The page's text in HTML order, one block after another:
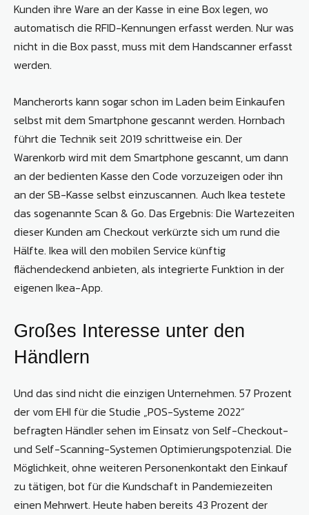
Kunden ihre Ware an der Kasse in eine Box legen, wo
automatisch die RFID-Kennungen erfasst werden. Nur was
nicht in die Box passt, muss mit dem Handscanner erfasst
werden.
Mancherorts kann sogar schon im Laden beim Einkaufen
selbst mit dem Smartphone gescannt werden. Hornbach
führt die Technik seit 2019 schrittweise ein. Der
Warenkorb wird mit dem Smartphone gescannt, um dann
an der bedienten Kasse den Code vorzuzeigen oder ihn
an der SB-Kasse selbst einzuscannen. Auch Ikea testete
das sogenannte Scan & Go. Das Ergebnis: Die Wartezeiten
dieser Kunden am Checkout verkürzte sich um rund die
Hälfte. Ikea will den mobilen Service künftig
flächendeckend anbieten, als integrierte Funktion in der
eigenen Ikea-App.
Großes Interesse unter den
Händlern
Und das sind nicht die einzigen Unternehmen. 57 Prozent
der vom EHI für die Studie „POS-Systeme 2022“
befragten Händler sehen im Einsatz von Self-Checkout-
und Self-Scanning-Systemen Optimierungspotenzial. Die
Möglichkeit, ohne weiteren Personenkontakt den Einkauf
zu tätigen, bot für die Kundschaft in Pandemiezeiten
einen Mehrwert. Heute haben bereits 43 Prozent der